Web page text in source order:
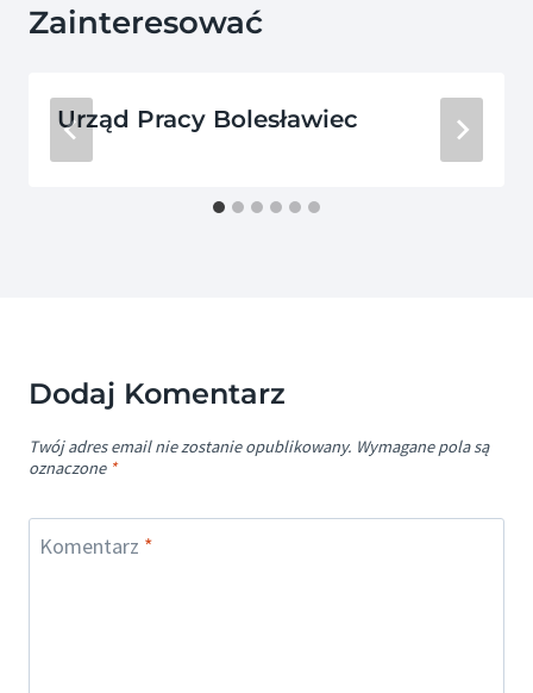
Zainteresować
Urząd Pracy Bolesławiec
Dodaj Komentarz
Twój adres email nie zostanie opublikowany. Wymagane pola są
oznaczone *
Komentarz *